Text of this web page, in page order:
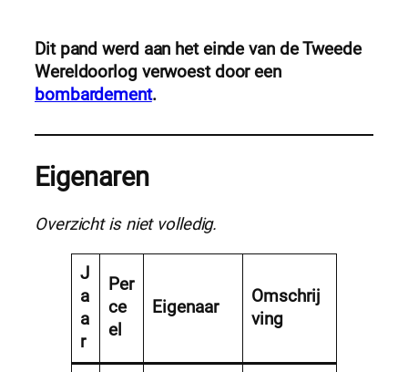
Dit pand werd aan het einde van de Tweede
Wereldoorlog verwoest door een
bombardement.
Eigenaren
Overzicht is niet volledig.
J
a
a
r
Per
ce
el
Eigenaar
Omschrij
ving